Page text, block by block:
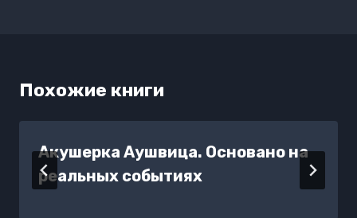
Похожие книги
Акушерка Аушвица. Основано на
реальных событиях